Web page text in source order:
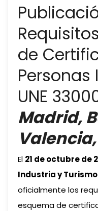
de
Personas
UNE
Madrid,
El 21 de octubre de
Industria y Turismo
oficialmente los
esquema de